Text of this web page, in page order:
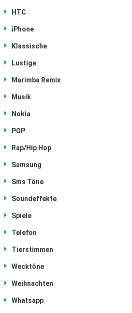
HTC
iPhone
Klassische
Lustige
Marimba Remix
Musik
Nokia
POP
Rap/Hip Hop
Samsung
Sms Töne
Soundeffekte
Spiele
Telefon
Tierstimmen
Wecktöne
Weihnachten
Whatsapp